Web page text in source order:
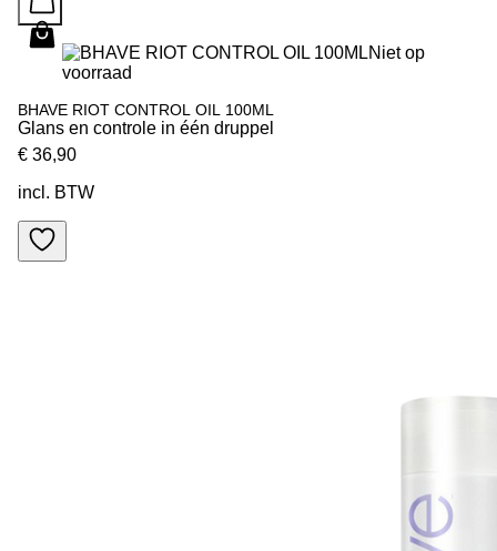
Niet op
voorraad
BHAVE RIOT CONTROL OIL 100ML
Glans en controle in één druppel
€ 36,90
incl. BTW